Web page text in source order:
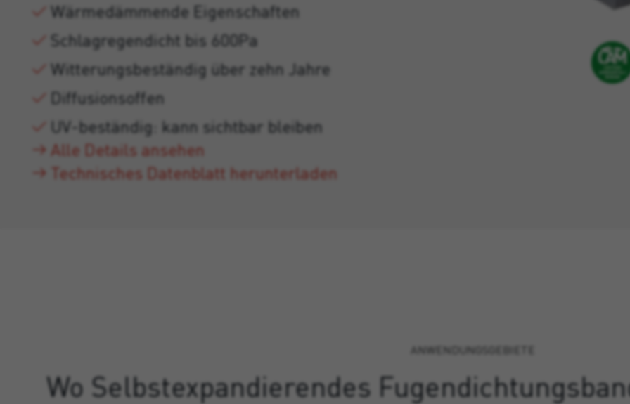
Wärmedämmende Eigenschaften
Schlagregendicht bis 600Pa
Witterungsbeständig über zehn Jahre
Diffusionsoffen
UV-beständig: kann sichtbar bleiben
Alle Details ansehen
Technisches Datenblatt herunterladen
ANWENDUNGSGEBIETE
Wo Selbstexpandierendes